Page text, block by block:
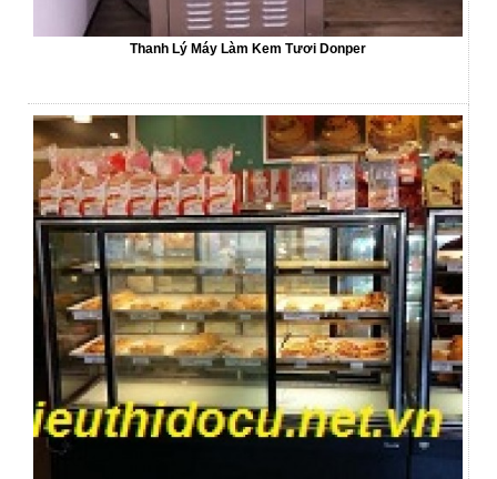
Thanh Lý Máy Làm Kem Tươi Donper